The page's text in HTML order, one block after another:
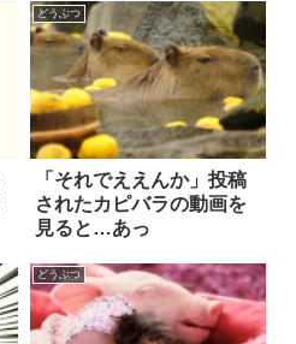
どうぶつ
「それでええんか」投稿
されたカピバラの動画を
見ると…あっ
どうぶつ